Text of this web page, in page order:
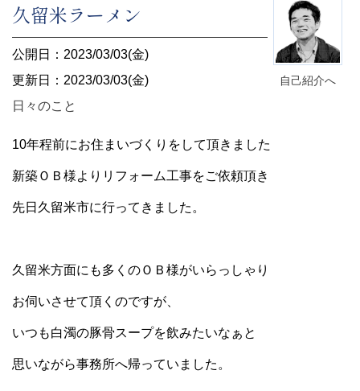
自己紹介へ
久留米ラーメン
公開日：2023/03/03(金)
更新日：2023/03/03(金)
日々のこと
10年程前にお住まいづくりをして頂きました
新築ＯＢ様よりリフォーム工事をご依頼頂き
先日久留米市に行ってきました。
久留米方面にも多くのＯＢ様がいらっしゃり
お伺いさせて頂くのですが、
いつも白濁の豚骨スープを飲みたいなぁと
思いながら事務所へ帰っていました。